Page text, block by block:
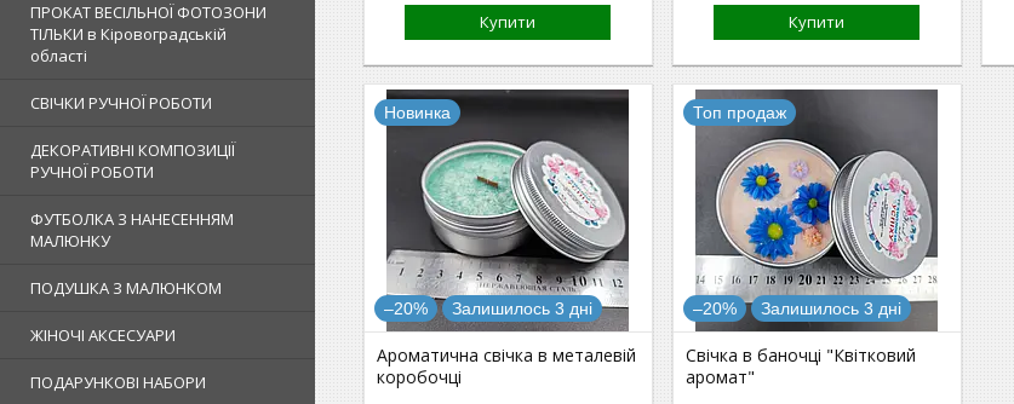
ПРОКАТ ВЕСІЛЬНОЇ ФОТОЗОНИ
ТІЛЬКИ в Кіровоградській
області
СВІЧКИ РУЧНОЇ РОБОТИ
ДЕКОРАТИВНІ КОМПОЗИЦІЇ
РУЧНОЇ РОБОТИ
ФУТБОЛКА З НАНЕСЕННЯМ
МАЛЮНКУ
ПОДУШКА З МАЛЮНКОМ
ЖІНОЧІ АКСЕСУАРИ
ПОДАРУНКОВІ НАБОРИ
Купити Купити
Новинка
–20% Залишилось 3 дні
Ароматична свічка в металевій
коробочці
Топ продаж
–20% Залишилось 3 дні
Свічка в баночці "Квітковий
аромат"